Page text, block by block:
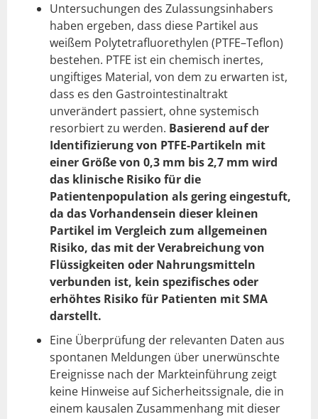
Untersuchungen des Zulassungsinhabers
haben ergeben, dass diese Partikel aus
weißem Polytetrafluorethylen (PTFE–Teflon)
bestehen. PTFE ist ein chemisch inertes,
ungiftiges Material, von dem zu erwarten ist,
dass es den Gastrointestinaltrakt
unverändert passiert, ohne systemisch
resorbiert zu werden. Basierend auf der
Identifizierung von PTFE-Partikeln mit
einer Größe von 0,3 mm bis 2,7 mm wird
das klinische Risiko für die
Patientenpopulation als gering eingestuft,
da das Vorhandensein dieser kleinen
Partikel im Vergleich zum allgemeinen
Risiko, das mit der Verabreichung von
Flüssigkeiten oder Nahrungsmitteln
verbunden ist, kein spezifisches oder
erhöhtes Risiko für Patienten mit SMA
darstellt.
Eine Überprüfung der relevanten Daten aus
spontanen Meldungen über unerwünschte
Ereignisse nach der Markteinführung zeigt
keine Hinweise auf Sicherheitssignale, die in
einem kausalen Zusammenhang mit dieser